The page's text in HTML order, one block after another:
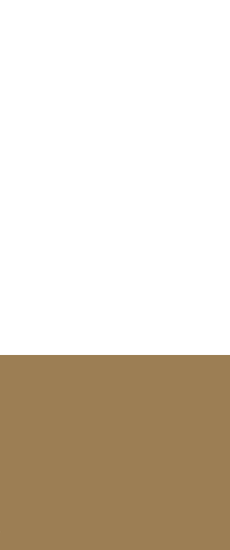
イベートサロン #子連れok #マツ
ク #eyelash #まつげエクステ #ボ
げえくすて #大人女子 #ママスタ